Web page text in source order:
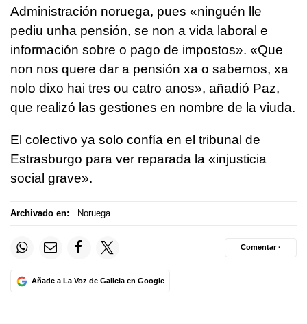
Administración noruega, pues «ninguén lle
pediu unha pensión, se non a vida laboral e
información sobre o pago de impostos». «Que
non nos quere dar a pensión xa o sabemos, xa
nolo dixo hai tres ou catro anos», añadió Paz,
que realizó las gestiones en nombre de la viuda.
El colectivo ya solo confía en el tribunal de
Estrasburgo para ver reparada la «injusticia
social grave».
Archivado en: Noruega
Añade a La Voz de Galicia en Google
Comentar ·